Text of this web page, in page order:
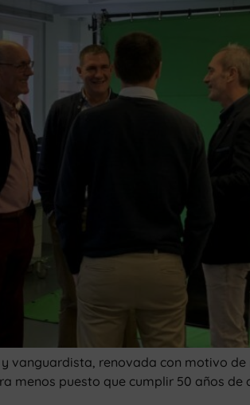
vanguardista, renovada con motivo
menos puesto que cumplir 50 años